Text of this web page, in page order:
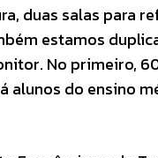
duas salas para
estamos
No primeiro,
alunos do ensino